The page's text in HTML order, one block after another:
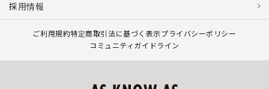
採用情報
ご利用規約特定商取引法に基づく表示プライバシーポリシー
コミュニティガイドライン